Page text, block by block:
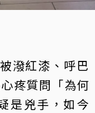
潑紅漆、呼巴
疼質問「為何
是兇手，如今